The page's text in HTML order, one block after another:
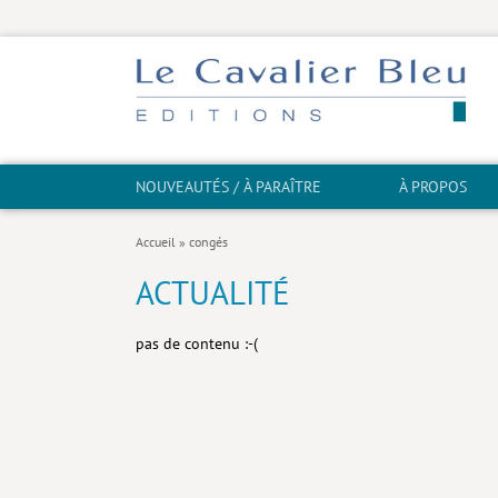
NOUVEAUTÉS / À PARAÎTRE À PROPOS
Accueil » congés
ACTUALITÉ
pas de contenu :-(